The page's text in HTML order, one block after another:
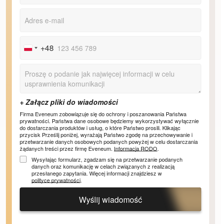
Poland
+48
Firma Eveneum zobowiązuje się do ochrony i poszanowania Państwa
prywatności. Państwa dane osobowe będziemy wykorzystywać wyłącznie
do dostarczania produktów i usług, o które Państwo prosili. Klikając
przycisk Prześlij poniżej, wyrażają Państwo zgodę na przechowywanie i
przetwarzanie danych osobowych podanych powyżej w celu dostarczania
żądanych treści przez firmę Eveneum. Informacja RODO.
Wysyłając formularz, zgadzam się na przetwarzanie podanych
danych oraz komunikację w celach związanych z realizacją
przesłanego zapytania. Więcej informacji znajdziesz w
polityce prywatności.
Wyślij wiadomość